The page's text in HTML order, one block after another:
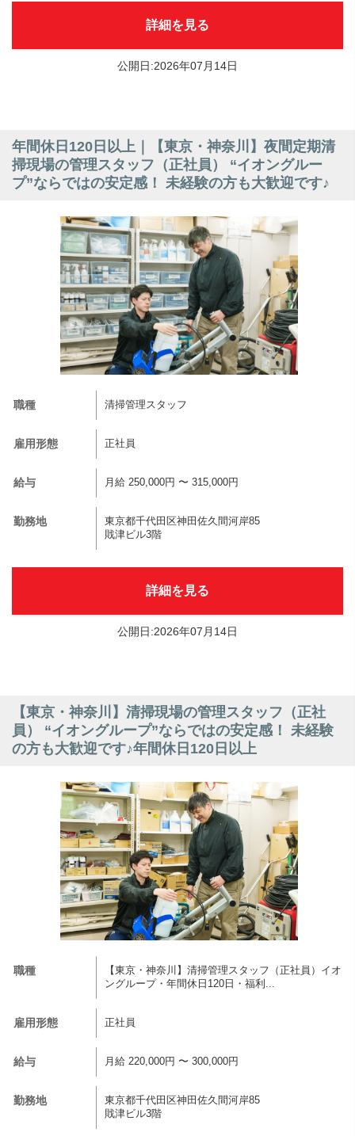
詳細を見る
公開日:2026年07月14日
年間休日120日以上｜【東京・神奈川】夜間定期清
掃現場の管理スタッフ（正社員） “イオングルー
プ”ならではの安定感！ 未経験の方も大歓迎です♪
職種 清掃管理スタッフ
雇用形態 正社員
給与 月給 250,000円 〜 315,000円
勤務地
東京都千代田区神田佐久間河岸85
戝津ビル3階
詳細を見る
公開日:2026年07月14日
【東京・神奈川】清掃現場の管理スタッフ（正社
員） “イオングループ”ならではの安定感！ 未経験
の方も大歓迎です♪年間休日120日以上
職種
【東京・神奈川】清掃管理スタッフ（正社員）イオ
ングループ・年間休日120日・福利...
雇用形態 正社員
給与 月給 220,000円 〜 300,000円
勤務地
東京都千代田区神田佐久間河岸85
戝津ビル3階